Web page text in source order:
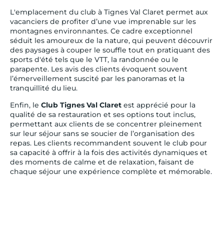
L'emplacement du club à Tignes Val Claret permet aux
vacanciers de profiter d’une vue imprenable sur les
montagnes environnantes. Ce cadre exceptionnel
séduit les amoureux de la nature, qui peuvent découvrir
des paysages à couper le souffle tout en pratiquant des
sports d'été tels que le VTT, la randonnée ou le
parapente. Les avis des clients évoquent souvent
l’émerveillement suscité par les panoramas et la
tranquillité du lieu.
Enfin, le Club Tignes Val Claret est apprécié pour la
qualité de sa restauration et ses options tout inclus,
permettant aux clients de se concentrer pleinement
sur leur séjour sans se soucier de l’organisation des
repas. Les clients recommandent souvent le club pour
sa capacité à offrir à la fois des activités dynamiques et
des moments de calme et de relaxation, faisant de
chaque séjour une expérience complète et mémorable.